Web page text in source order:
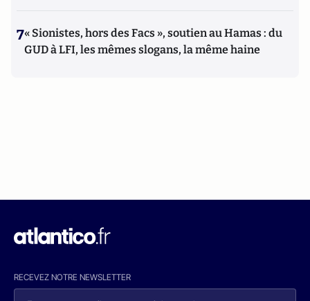
7« Sionistes, hors des Facs », soutien au Hamas : du
GUD à LFI, les mêmes slogans, la même haine
RECEVEZ NOTRE NEWSLETTER